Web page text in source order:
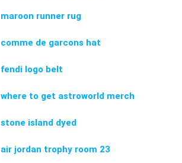
maroon runner rug
comme de garcons hat
fendi logo belt
where to get astroworld merch
stone island dyed
air jordan trophy room 23